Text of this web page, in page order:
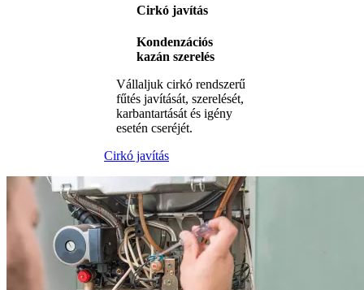
Cirkó javítás
Kondenzációs
kazán szerelés
Vállaljuk cirkó rendszerű
fűtés javítását, szerelését,
karbantartását és igény
esetén cseréjét.
Cirkó javítás